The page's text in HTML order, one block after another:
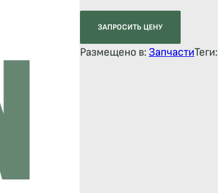
ЗАПРОСИТЬ ЦЕНУ
Размещено в: ЗапчастиТеги: